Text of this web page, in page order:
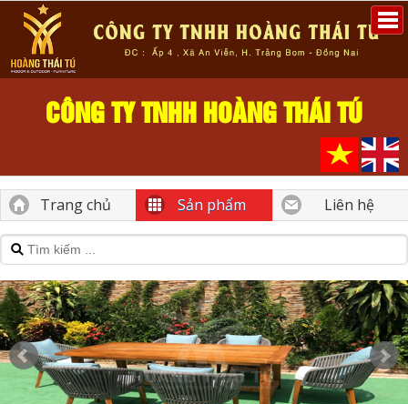
CÔNG TY TNHH HOÀNG THÁI TÚ
Trang chủ Sản phẩm Liên hệ